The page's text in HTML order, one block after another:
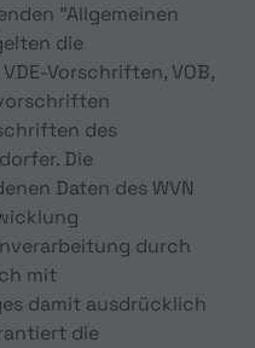
"Allgemeinen
die
Vorschriften, VOB,
des
Die
Daten des WVN
durch
mit
damit ausdrücklich
die